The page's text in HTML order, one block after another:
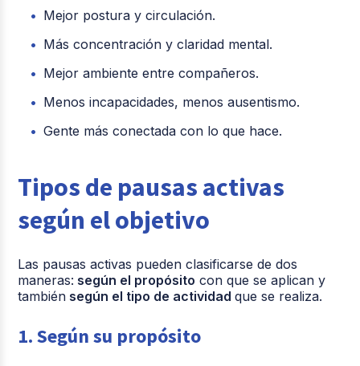
Mejor postura y circulación.
Más concentración y claridad mental.
Mejor ambiente entre compañeros.
Menos incapacidades, menos ausentismo.
Gente más conectada con lo que hace.
Tipos de pausas activas
según el objetivo
Las pausas activas pueden clasificarse de dos
maneras: según el propósito con que se aplican y
también según el tipo de actividadque se realiza.
1. Según su propósito